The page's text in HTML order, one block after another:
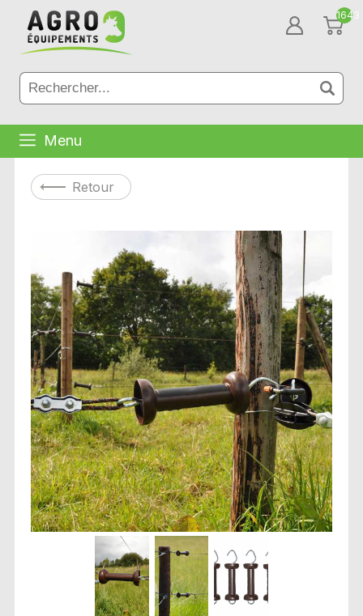
1643
Menu
Retour